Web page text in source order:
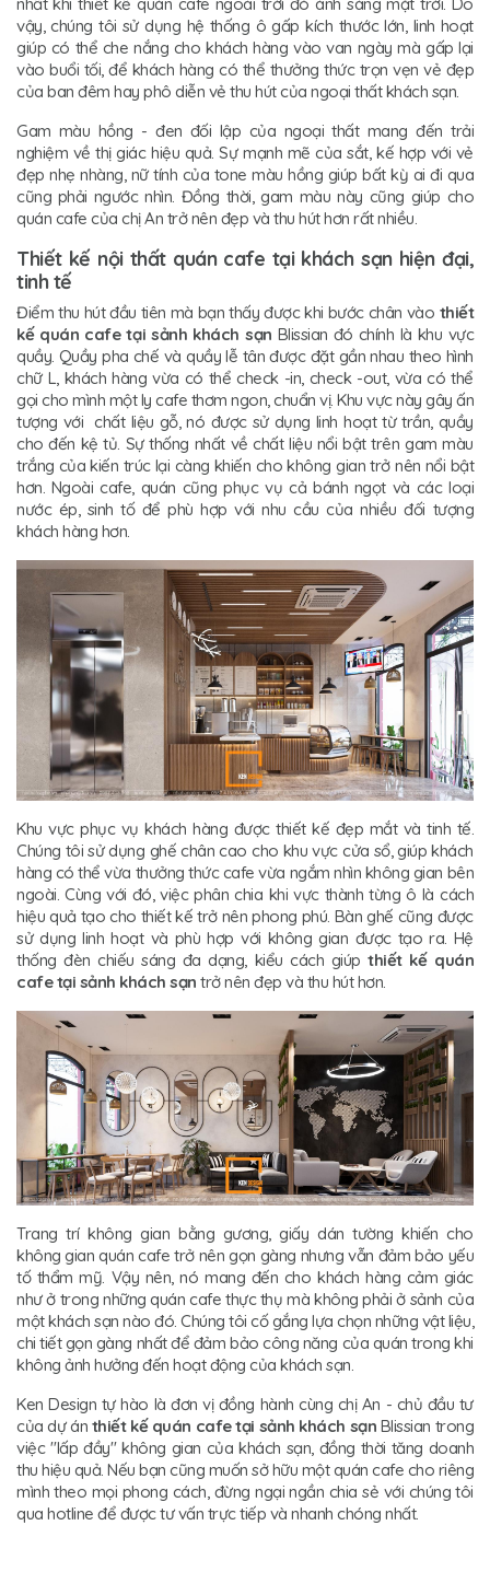
vậy, chúng tôi sử dụng hệ thống ô gấp kích thước lớn, linh hoạt
giúp có thể che nắng cho khách hàng vào van ngày mà gấp lại
vào buổi tối, để khách hàng có thể thưởng thức trọn vẹn vẻ đẹp
của ban đêm hay phô diễn vẻ thu hút của ngoại thất khách sạn.
Gam màu hồng - đen đối lập của ngoại thất mang đến trải
nghiệm về thị giác hiệu quả. Sự mạnh mẽ của sắt, kế hợp với vẻ
đẹp nhẹ nhàng, nữ tính của tone màu hồng giúp bất kỳ ai đi qua
cũng phải ngước nhìn. Đồng thời, gam màu này cũng giúp cho
quán cafe của chị An trở nên đẹp và thu hút hơn rất nhiều.
Thiết kế nội thất quán cafe tại khách sạn hiện đại,
tinh tế
Điểm thu hút đầu tiên mà bạn thấy được khi bước chân vào thiết
kế quán cafe tại sảnh khách sạn Blissian đó chính là khu vực
quầy. Quầy pha chế và quầy lễ tân được đặt gần nhau theo hình
chữ L, khách hàng vừa có thể check -in, check -out, vừa có thể
gọi cho mình một ly cafe thơm ngon, chuẩn vị. Khu vực này gây ấn
tượng với chất liệu gỗ, nó được sử dụng linh hoạt từ trần, quầy
cho đến kệ tủ. Sự thống nhất về chất liệu nổi bật trên gam màu
trắng của kiến trúc lại càng khiến cho không gian trở nên nổi bật
hơn. Ngoài cafe, quán cũng phục vụ cả bánh ngọt và các loại
nước ép, sinh tố để phù hợp với nhu cầu của nhiều đối tượng
khách hàng hơn.
Khu vực phục vụ khách hàng được thiết kế đẹp mắt và tinh tế.
Chúng tôi sử dụng ghế chân cao cho khu vực cửa sổ, giúp khách
hàng có thể vừa thưởng thức cafe vừa ngắm nhìn không gian bên
ngoài. Cùng với đó, việc phân chia khi vực thành từng ô là cách
hiệu quả tạo cho thiết kế trở nên phong phú. Bàn ghế cũng được
sử dụng linh hoạt và phù hợp với không gian được tạo ra. Hệ
thống đèn chiếu sáng đa dạng, kiểu cách giúpthiết kế quán
cafe tại sảnh khách sạn trở nên đẹp và thu hút hơn.
Trang trí không gian bằng gương, giấy dán tường khiến cho
không gian quán cafe trở nên gọn gàng nhưng vẫn đảm bảo yếu
tố thẩm mỹ. Vậy nên, nó mang đến cho khách hàng cảm giác
như ở trong những quán cafe thực thụ mà không phải ở sảnh của
một khách sạn nào đó. Chúng tôi cố gắng lựa chọn những vật liệu,
chi tiết gọn gàng nhất để đảm bảo công năng của quán trong khi
không ảnh hưởng đến hoạt động của khách sạn.
Ken Design tự hào là đơn vị đồng hành cùng chị An - chủ đầu tư
của dự án thiết kế quán cafe tại sảnh khách sạn Blissian trong
việc "lấp đầy" không gian của khách sạn, đồng thời tăng doanh
thu hiệu quả. Nếu bạn cũng muốn sở hữu một quán cafe cho riêng
mình theo mọi phong cách, đừng ngại ngần chia sẻ với chúng tôi
qua hotline để được tư vấn trực tiếp và nhanh chóng nhất.